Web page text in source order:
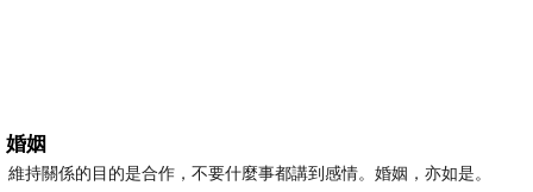
婚姻
維持關係的目的是合作，不要什麼事都講到感情。婚姻，亦如是。